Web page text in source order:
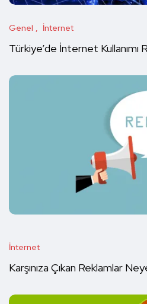
Genel İnternet
Türkiye’de İnternet Kullanımı
İnternet
Karşınıza Çıkan Reklamlar